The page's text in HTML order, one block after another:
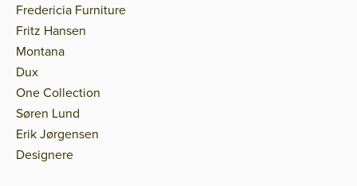
Fredericia Furniture
Fritz Hansen
Montana
Dux
One Collection
Søren Lund
Erik Jørgensen
Designere